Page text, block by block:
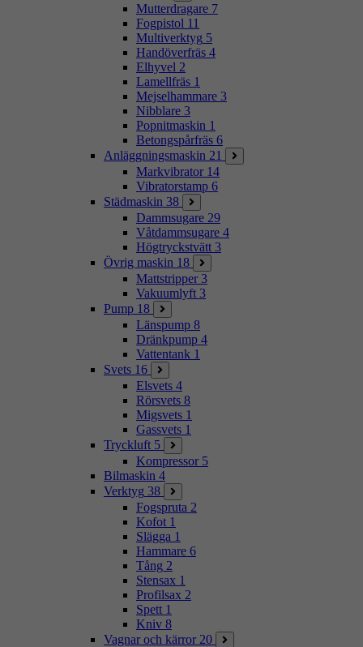
Mutterdragare 7
Fogpistol 11
Multiverktyg 5
Handöverfräs 4
Elhyvel 2
Lamellfräs 1
Mejselhammare 3
Nibblare 3
Popnitmaskin 1
Betongspårfräs 6
Anläggningsmaskin 21
Markvibrator 14
Vibratorstamp 6
Städmaskin 38
Dammsugare 29
Våtdammsugare 4
Högtryckstvätt 3
Övrig maskin 18
Mattstripper 3
Vakuumlyft 3
Pump 18
Länspump 8
Dränkpump 4
Vattentank 1
Svets 16
Elsvets 4
Rörsvets 8
Migsvets 1
Gassvets 1
Tryckluft 5
Kompressor 5
Bilmaskin 4
Verktyg 38
Fogspruta 2
Kofot 1
Slägga 1
Hammare 6
Tång 2
Stensax 1
Profilsax 2
Spett 1
Kniv 8
Vagnar och kärror 20